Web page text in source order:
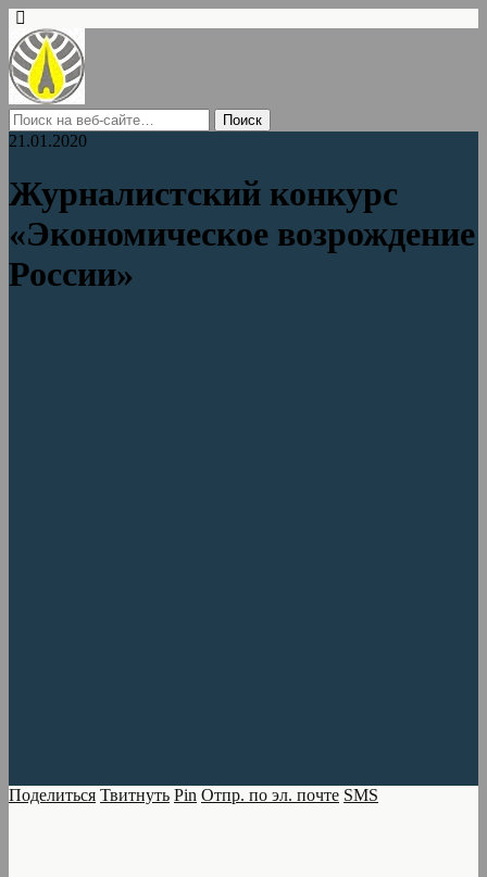
21.01.2020
Журналистский конкурс
«Экономическое возрождение
России»
Поделиться Твитнуть Pin Отпр. по эл. почте SMS